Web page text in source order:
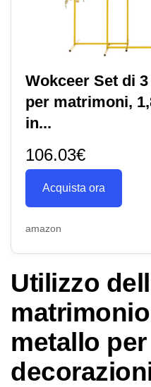
Wokceer Set di
per matrimoni,
in...
106.03€
Acquista ora
amazon
Utilizzo
metallo